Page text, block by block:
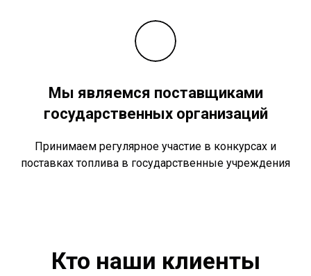
Мы являемся поставщиками
государственных организаций
Принимаем регулярное участие в конкурсах и
поставках топлива в государственные учреждения
Кто наши клиенты